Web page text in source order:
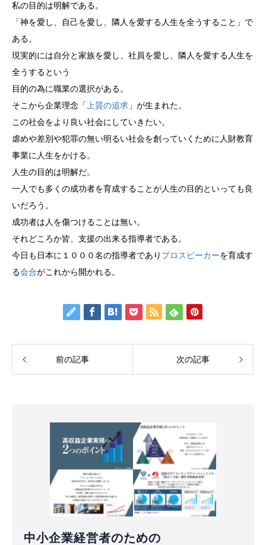
私の目的は明解である。
「神を愛し、自己を愛し、隣人を愛する人生を全うすること」で
ある。
現実的には自分と家族を愛し、社員を愛し、隣人を愛する人生を
全うするという
目的の為に職業の選択がある。
そこから企業理念「 上質の追求 」が生まれた。
この社会をより良い社会にしていきたい。
虐めや差別や犯罪の無い明るい社会を創っていくために人財教育
事業に人生をかける。
人生の目的は明解だ。
一人でも多くの成功者を育成することが人生の目的といっても良
いだろう。
成功者は人を傷つけることは無い。
それどころか皆、支援の出来る指導者である。
今日も日本に１０００名の指導者であり プロスピーカーを育成す
る会合がこれから開かれる。
前の記事 次の記事
中小企業経営者のための